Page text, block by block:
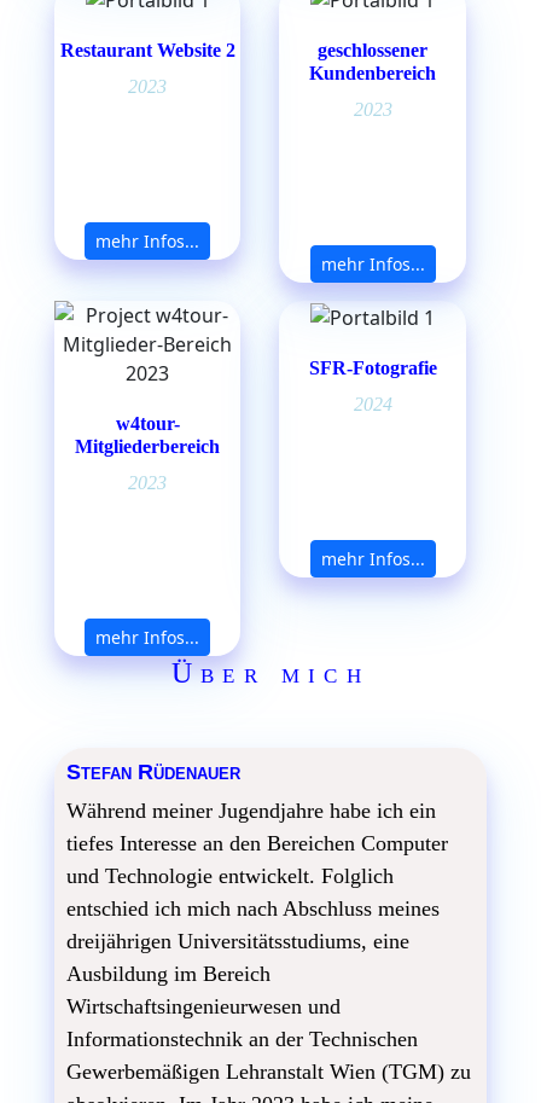
Restaurant Website 2
2023
mehr Infos...
geschlossener
Kundenbereich
2023
mehr Infos...
w4tour-
Mitgliederbereich
2023
mehr Infos...
SFR-Fotografie
2024
mehr Infos...
Über mich
Stefan Rüdenauer
Während meiner Jugendjahre habe ich ein
tiefes Interesse an den Bereichen Computer
und Technologie entwickelt. Folglich
entschied ich mich nach Abschluss meines
dreijährigen Universitätsstudiums, eine
Ausbildung im Bereich
Wirtschaftsingenieurwesen und
Informationstechnik an der Technischen
Gewerbemäßigen Lehranstalt Wien (TGM) zu